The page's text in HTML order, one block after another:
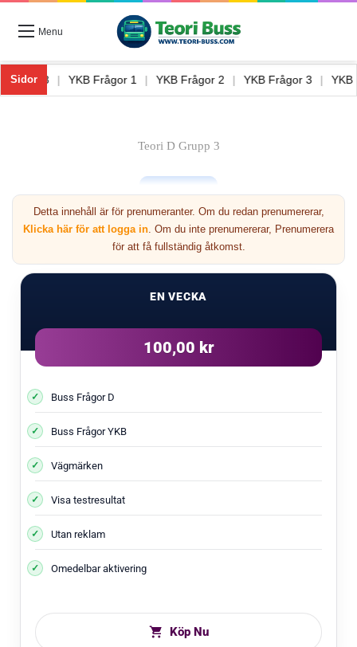
Menu
Sidor
Teori Buss 8 | YKB Frågor 1 | YKB Frågor 2 | YKB Frågor 3 |
Teori D Grupp 3
Nästa
3
Förre
Detta innehåll är för prenumeranter. Om du redan prenumererar,
Klicka här för att logga in . Om du inte prenumererar, Prenumerera
för att få fullständig åtkomst.
EN VECKA
100,00 kr
Buss Frågor D
Buss Frågor YKB
Vägmärken
Visa testresultat
Utan reklam
Omedelbar aktivering
Köp Nu